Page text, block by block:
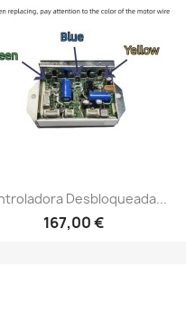
Vista rápida
Desbloqueada...
167,00 €